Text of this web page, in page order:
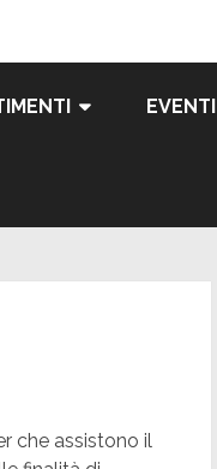
EVENTI
che assistono il